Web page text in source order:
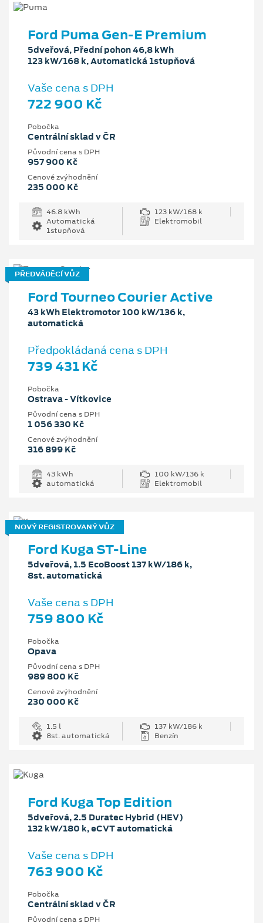
Ford Puma Gen-E Premium
5dveřová, Přední pohon 46,8 kWh
123 kW/168 k, Automatická 1stupňová
Vaše cena s DPH
722 900 Kč
Pobočka
Centrální sklad v ČR
Původní cena s DPH
957 900 Kč
Cenové zvýhodnění
235 000 Kč
46.8 kWh
123 kW/168 k
Automatická
1stupňová
Elektromobil
PŘEDVÁDĚCÍ VŮZ
Ford Tourneo Courier Active
43 kWh Elektromotor 100 kW/136 k,
automatická
Předpokládaná cena s DPH
739 431 Kč
Pobočka
Ostrava - Vítkovice
Původní cena s DPH
1 056 330 Kč
Cenové zvýhodnění
316 899 Kč
43 kWh
100 kW/136 k
automatická
Elektromobil
NOVÝ REGISTROVANÝ VŮZ
Ford Kuga ST-Line
5dveřová, 1.5 EcoBoost 137 kW/186 k,
8st. automatická
Vaše cena s DPH
759 800 Kč
Pobočka
Opava
Původní cena s DPH
989 800 Kč
Cenové zvýhodnění
230 000 Kč
1.5 l
137 kW/186 k
8st. automatická
Benzín
Ford Kuga Top Edition
5dveřová, 2.5 Duratec Hybrid (HEV)
132 kW/180 k, eCVT automatická
Vaše cena s DPH
763 900 Kč
Pobočka
Centrální sklad v ČR
Původní cena s DPH